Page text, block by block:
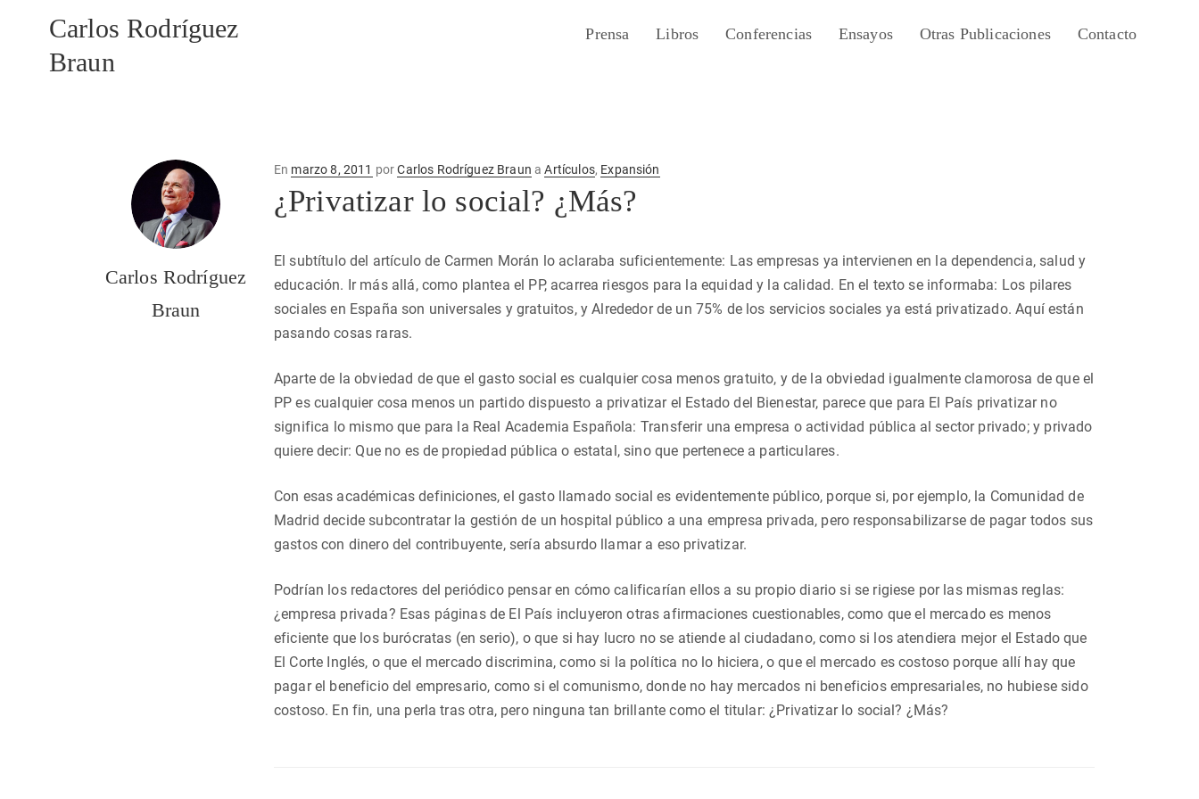
Carlos Rodríguez
Braun
Prensa Libros Conferencias Ensayos Otras Publicaciones Contacto
Carlos Rodríguez
Braun
En Publicado
en
marzo 8, 2011 porCarlos Rodríguez Braun aArtículos, Expansión
¿Privatizar lo social? ¿Más?
El subtítulo del artículo de Carmen Morán lo aclaraba suficientemente: Las empresas ya intervienen en la dependencia, salud y
educación. Ir más allá, como plantea el PP, acarrea riesgos para la equidad y la calidad. En el texto se informaba: Los pilares
sociales en España son universales y gratuitos, y Alrededor de un 75% de los servicios sociales ya está privatizado. Aquí están
pasando cosas raras.
Aparte de la obviedad de que el gasto social es cualquier cosa menos gratuito, y de la obviedad igualmente clamorosa de que el
PP es cualquier cosa menos un partido dispuesto a privatizar el Estado del Bienestar, parece que para El País privatizar no
significa lo mismo que para la Real Academia Española: Transferir una empresa o actividad pública al sector privado; y privado
quiere decir: Que no es de propiedad pública o estatal, sino que pertenece a particulares.
Con esas académicas definiciones, el gasto llamado social es evidentemente público, porque si, por ejemplo, la Comunidad de
Madrid decide subcontratar la gestión de un hospital público a una empresa privada, pero responsabilizarse de pagar todos sus
gastos con dinero del contribuyente, sería absurdo llamar a eso privatizar.
Podrían los redactores del periódico pensar en cómo calificarían ellos a su propio diario si se rigiese por las mismas reglas:
¿empresa privada? Esas páginas de El País incluyeron otras afirmaciones cuestionables, como que el mercado es menos
eficiente que los burócratas (en serio), o que si hay lucro no se atiende al ciudadano, como si los atendiera mejor el Estado que
El Corte Inglés, o que el mercado discrimina, como si la política no lo hiciera, o que el mercado es costoso porque allí hay que
pagar el beneficio del empresario, como si el comunismo, donde no hay mercados ni beneficios empresariales, no hubiese sido
costoso. En fin, una perla tras otra, pero ninguna tan brillante como el titular: ¿Privatizar lo social? ¿Más?